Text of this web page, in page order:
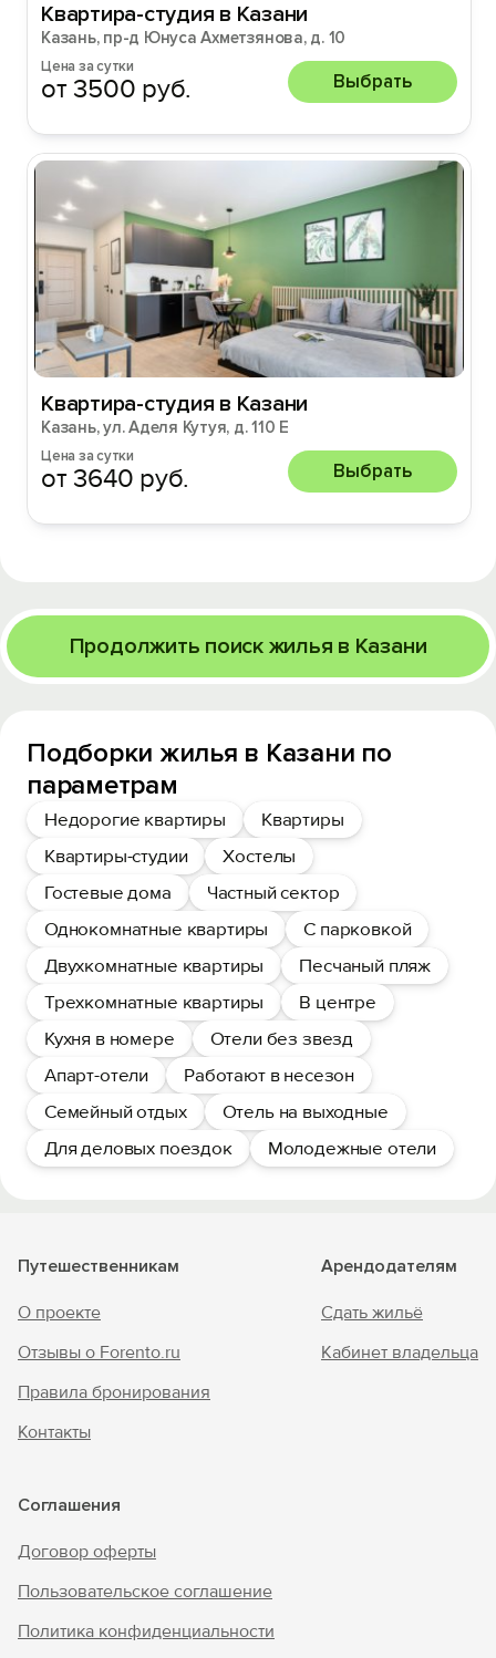
Квартира-студия в Казани
Казань, пр-д Юнуса Ахметзянова, д. 10
Цена за сутки
от 3500 руб. Выбрать
Квартира-студия в Казани
Казань, ул. Аделя Кутуя, д. 110 Е
Цена за сутки
от 3640 руб. Выбрать
Продолжить поиск жилья в Казани
Подборки жилья в Казани по
параметрам
Недорогие квартиры
Квартиры
Квартиры-студии
Хостелы
Гостевые дома
Частный сектор
Однокомнатные квартиры
С парковкой
Двухкомнатные квартиры
Песчаный пляж
Трехкомнатные квартиры
В центре
Кухня в номере
Отели без звезд
Апарт-отели
Работают в несезон
Семейный отдых
Отель на выходные
Для деловых поездок
Молодежные отели
Путешественникам
О проекте
Отзывы о Forento.ru
Правила бронирования
Контакты
Арендодателям
Сдать жильё
Кабинет владельца
Соглашения
Договор оферты
Пользовательское соглашение
Политика конфиденциальности